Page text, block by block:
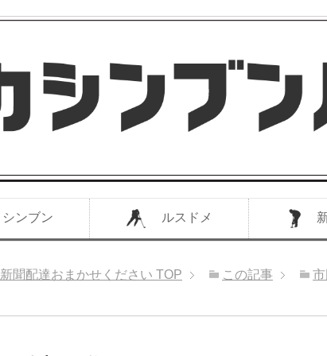
シンブン ルスドメ
聞配達おまかせください TOP この記事